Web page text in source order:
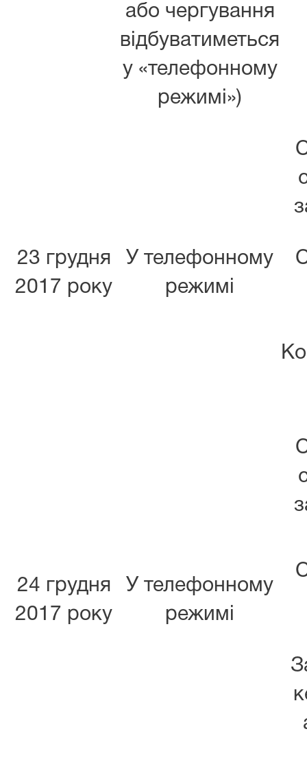
або чергування
відбуватиметься
у «телефонному
режимі»)
23 грудня
2017 року
У телефонному
режимі
24 грудня
2017 року
У телефонному
режимі